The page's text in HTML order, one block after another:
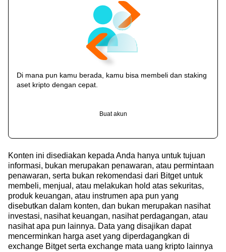
Di mana pun kamu berada, kamu bisa membeli dan staking
aset kripto dengan cepat.
Buat akun
Konten ini disediakan kepada Anda hanya untuk tujuan
informasi, bukan merupakan penawaran, atau permintaan
penawaran, serta bukan rekomendasi dari Bitget untuk
membeli, menjual, atau melakukan hold atas sekuritas,
produk keuangan, atau instrumen apa pun yang
disebutkan dalam konten, dan bukan merupakan nasihat
investasi, nasihat keuangan, nasihat perdagangan, atau
nasihat apa pun lainnya. Data yang disajikan dapat
mencerminkan harga aset yang diperdagangkan di
exchange Bitget serta exchange mata uang kripto lainnya